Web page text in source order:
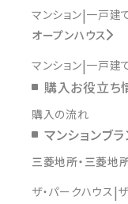
マンション 一戸建
オープンハウス
マンション 一戸建
購入お役立ち
購入の流れ
マンションブ
三菱地所・三菱地
ザ・パークハウス